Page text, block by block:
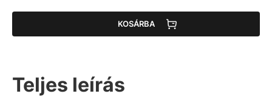
KOSÁRBA
Teljes leírás